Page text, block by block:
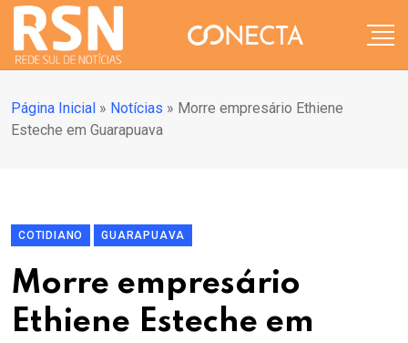
Página Inicial » Notícias » Morre empresário Ethiene
Esteche em Guarapuava
COTIDIANO GUARAPUAVA
Morre empresário
Ethiene Esteche em